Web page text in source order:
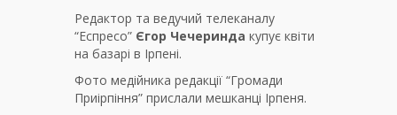
Редактор та ведучий телеканалу
“Еспресо” Єгор Чечеринда купує квіти
на базарі в Ірпені.
Фото медійника редакції “Громади
Приірпіння” прислали мешканці Ірпеня.